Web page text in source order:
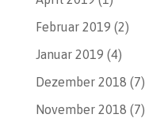
Februar 2019 (2)
Januar 2019 (4)
Dezember 2018 (7)
November 2018 (7)